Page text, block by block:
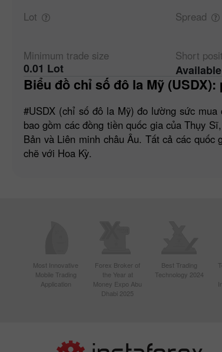
Lot Spread
Minimum trade size
0.01 Lot
Short
Available
Biểu đồ chỉ số đô la Mỹ
#USDX (chỉ số đô la Mỹ) đo lường sức
bao gồm các đồng tiền quốc gia của Thụy
Bản và Liên minh châu Âu. Tất cả các
chẽ với Hoa Kỳ.
Most Innovative
Mobile Trading
Application
Forex Broker of
the Year at
Money Expo Abu
Dhabi 2025
Best Trading
Technology 2024